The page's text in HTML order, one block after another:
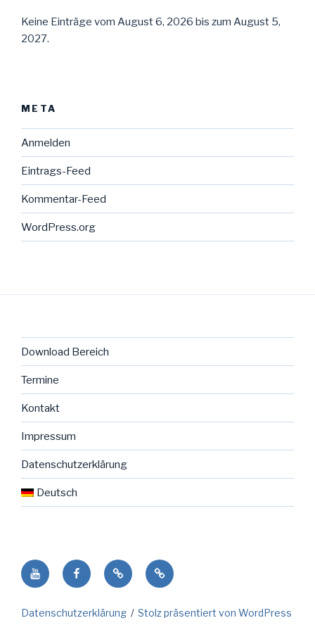
Keine Einträge vom August 6, 2026 bis zum August 5,
2027.
META
Anmelden
Eintrags-Feed
Kommentar-Feed
WordPress.org
Download Bereich
Termine
Kontakt
Impressum
Datenschutzerklärung
Deutsch
Youtube facebookNENO
Seite
der
Deutsch
Datenschutzerklärung Stolz präsentiert von WordPress